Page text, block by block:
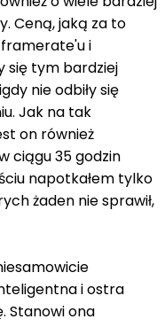
Ceną, jaką za to
i
się tym bardziej
nie odbiły się
Jak na tak
on również
ciągu 35 godzin
napotkałem tylko
żaden nie sprawił,
i ostra
Stanowi ona